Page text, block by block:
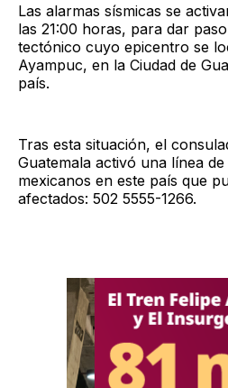
Las alarmas sísmicas se
las 21:00 horas, para dar
tectónico cuyo epicentro se
Ayampuc, en la Ciudad de
país.
Tras esta situación, el
Guatemala activó una línea
mexicanos en este país que
afectados: 502 5555-1266.